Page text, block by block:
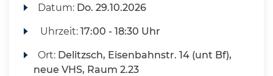
Datum: Do. 29.10.2026
Uhrzeit:17:00 - 18:30 Uhr
Ort: Delitzsch, Eisenbahnstr. 14 (unt Bf),
neue VHS, Raum 2.23